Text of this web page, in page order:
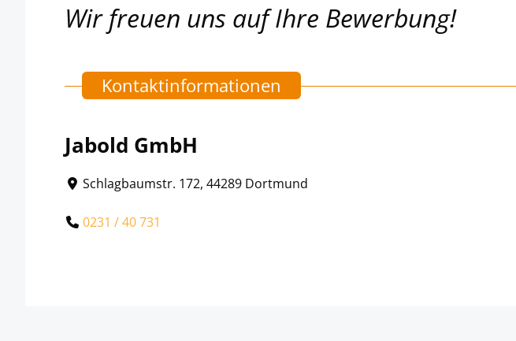
Wir freuen uns auf Ihre Bewerbung!
Kontaktinformationen
Jabold GmbH
Schlagbaumstr. 172, 44289 Dortmund
0231 / 40 731